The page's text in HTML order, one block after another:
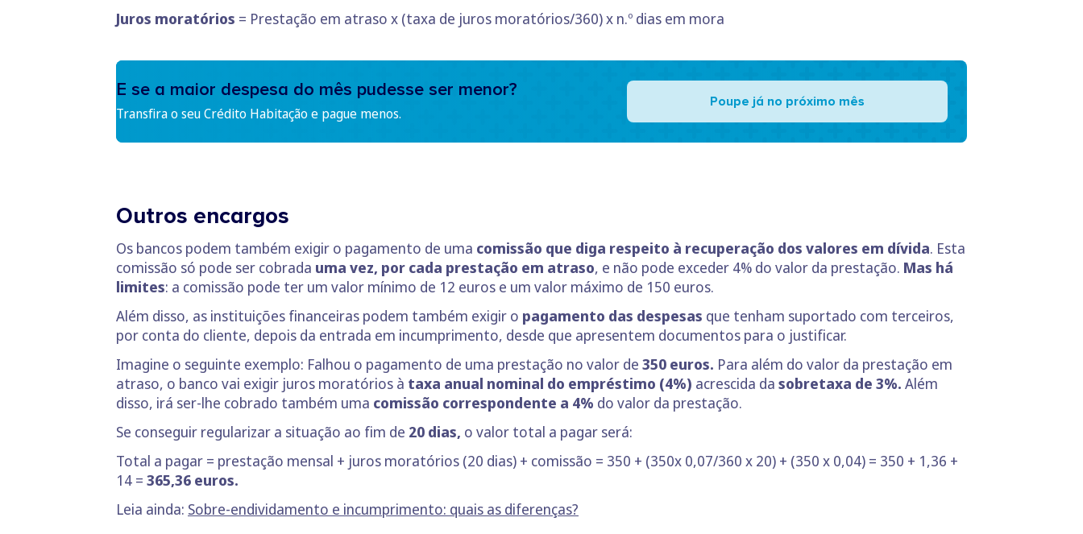
Juros moratórios = Prestação em atraso x (taxa de juros moratórios/360) x n.º dias em mora
E se a maior despesa do mês pudesse ser menor?
Transfira o seu Crédito Habitação e pague menos.
Poupe já no próximo mês
Outros encargos
Os bancos podem também exigir o pagamento de uma comissão que diga respeito à recuperação dos valores em dívida. Esta
comissão só pode ser cobrada uma vez, por cada prestação em atraso, e não pode exceder 4% do valor da prestação. Mas há
limites: a comissão pode ter um valor mínimo de 12 euros e um valor máximo de 150 euros.
Além disso, as instituições financeiras podem também exigir o pagamento das despesas que tenham suportado com terceiros,
por conta do cliente, depois da entrada em incumprimento, desde que apresentem documentos para o justificar.
Imagine o seguinte exemplo: Falhou o pagamento de uma prestação no valor de 350 euros. Para além do valor da prestação em
atraso, o banco vai exigir juros moratórios à taxa anual nominal do empréstimo (4%) acrescida da sobretaxa de 3%. Além
disso, irá ser-lhe cobrado também uma comissão correspondente a 4% do valor da prestação.
Se conseguir regularizar a situação ao fim de 20 dias, o valor total a pagar será:
Total a pagar = prestação mensal + juros moratórios (20 dias) + comissão = 350 + (350x 0,07/360 x 20) + (350 x 0,04) = 350 + 1,36 +
14 = 365,36 euros.
Leia ainda: Sobre-endividamento e incumprimento: quais as diferenças?